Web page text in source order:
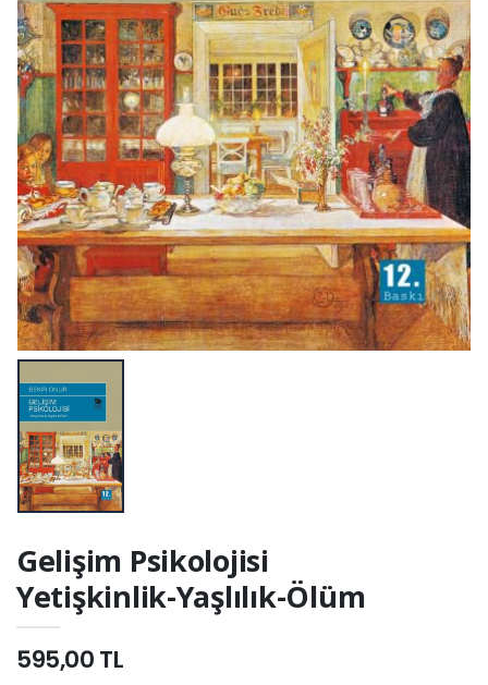
Gelişim Psikolojisi
Yetişkinlik-Yaşlılık-Ölüm
595,00 TL